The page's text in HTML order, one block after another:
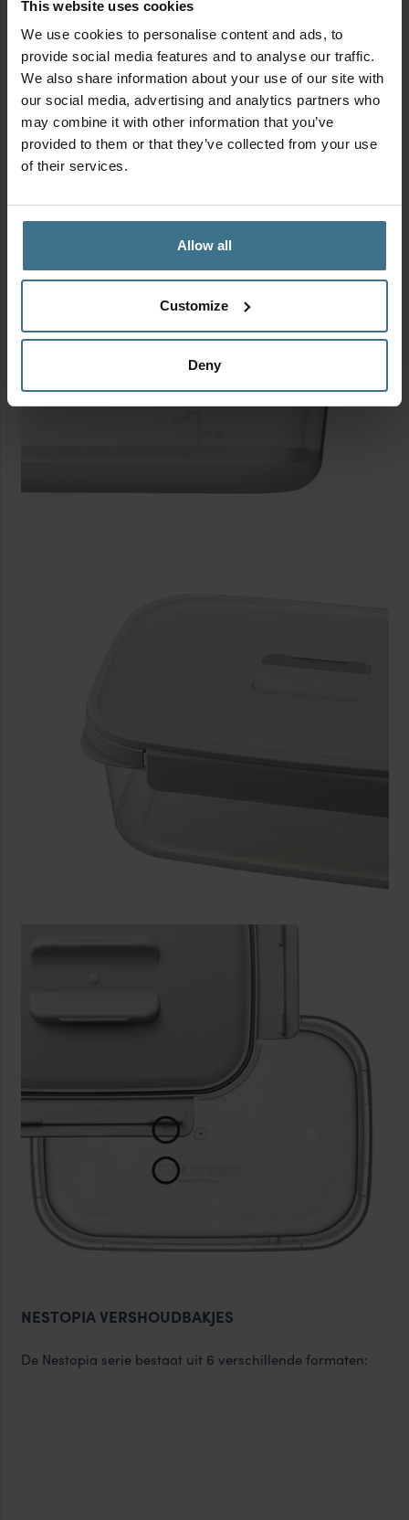
This website uses cookies
We use cookies to personalise content and ads, to
provide social media features and to analyse our traffic.
We also share information about your use of our site with
our social media, advertising and analytics partners who
may combine it with other information that you’ve
provided to them or that they’ve collected from your use
of their services.
Allow all
Customize
Deny
wordt het zoeken naar de juiste deksel makkelijker
gemaakt door een overeenkomende letter op de
onderkant van het bakje en de deksel. Nadat de bakjes
dan bijvoorbeeld in de vaatwasser zijn geweest, kan je op
die manier de juiste bakjes en deksels bij elkaar zoeken.
NESTOPIA VERSHOUDBAKJES
De Nestopia serie bestaat uit 6 verschillende formaten: